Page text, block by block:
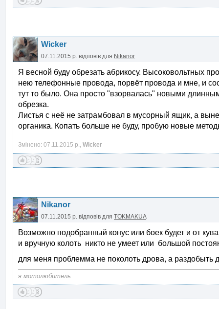
Wicker
07.11.2015 р. відповів для Nikanor
Я весной буду обрезать абрикосу. Высоковольтных
нею телефонные провода, порвёт провода и мне, и
тут то было. Она просто "взорвалась" новыми
обрезка.
Листья с неё не затрамбовал в мусорный ящик, а
органика. Копать больше не буду, пробую новые
Змінено: 07.11.2015 р., Wicker
Nikanor
07.11.2015 р. відповів для TOKMAKUA
Возможно подобранный конус или боек будет и от
и вручную колоть никто не умеет или большой
для меня проблемма не поколоть дрова, а
я мотолюбитель